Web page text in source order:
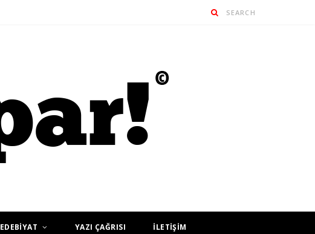
EDEBİYAT YAZI ÇAĞRISI İLETİŞİM